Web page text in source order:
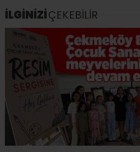
İLGİNİZİÇEKEBİLİR